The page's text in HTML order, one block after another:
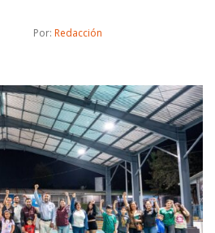
Por: Redacción